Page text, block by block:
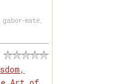
maté,